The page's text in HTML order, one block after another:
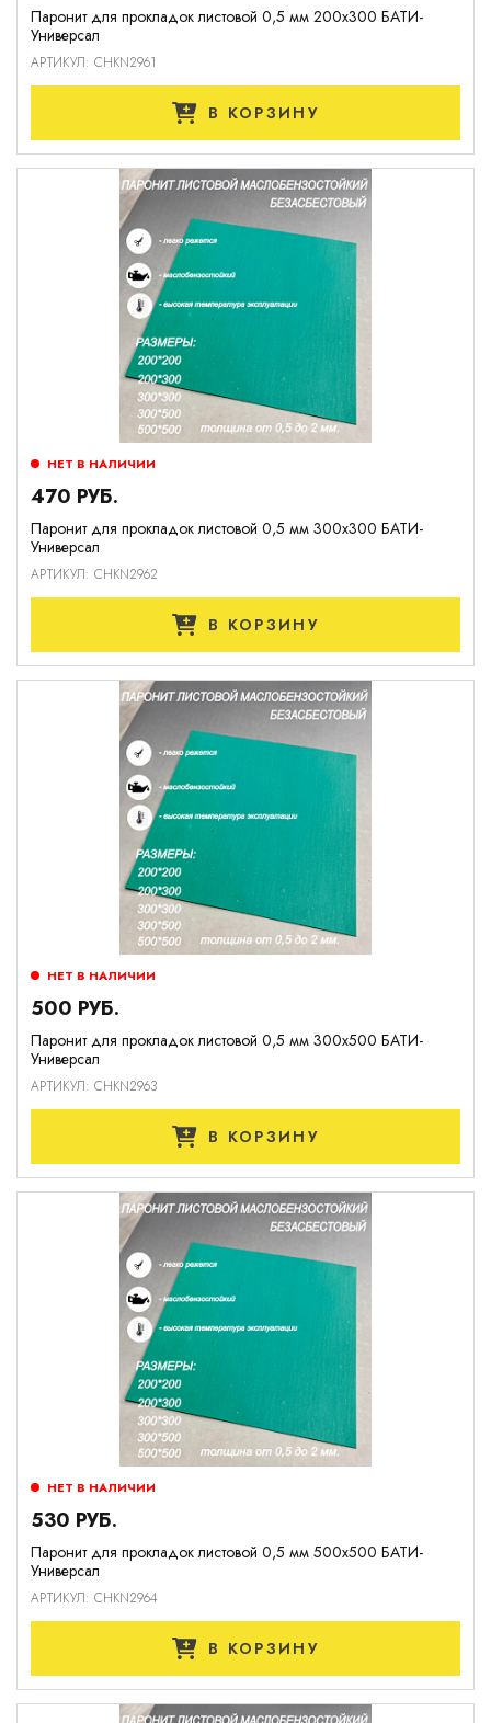
Паронит для прокладок листовой 0,5 мм 200х300 БАТИ-
Универсал
АРТИКУЛ: CHKN2961
В КОРЗИНУ
Паронит для прокладок листовой 0,5 мм 300х300 БАТИ-
Универсал
АРТИКУЛ: CHKN2962
НЕТ В НАЛИЧИИ
470 РУБ.
В КОРЗИНУ
Паронит для прокладок листовой 0,5 мм 300х500 БАТИ-
Универсал
АРТИКУЛ: CHKN2963
НЕТ В НАЛИЧИИ
500 РУБ.
В КОРЗИНУ
Паронит для прокладок листовой 0,5 мм 500х500 БАТИ-
Универсал
АРТИКУЛ: CHKN2964
НЕТ В НАЛИЧИИ
530 РУБ.
В КОРЗИНУ